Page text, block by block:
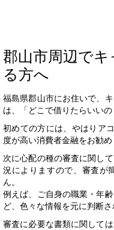
郡山市周辺で
る方へ
福島県郡山市にお住いで、
は、「どこで借りたらいい
初めての方には、やはりア
度が高い消費者金融をお勧め
次に心配の種の審査に関し
況によりますので、審査が
ん。
例えば、ご自身の職業・年
ど、色々な情報を元に判断さ
審査に必要な書類に関して